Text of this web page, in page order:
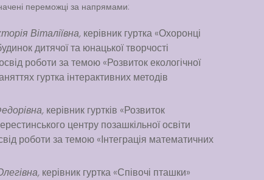
переможці за напрямами:
Віталіївна, керівник гуртка «Охоронці
дитячої та юнацької творчості
роботи за темою «Розвиток екологічної
гуртка інтерактивних методів
керівник гуртків «Розвиток
центру позашкільної освіти
роботи за темою «Інтеграція математичних
керівник гуртка «Співочі пташки»